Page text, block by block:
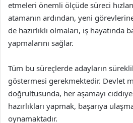
etmeleri önemli ölçüde süreci
atamanın ardından, yeni
de hazırlıklı olmaları, iş hayatında
yapmalarını sağlar.
Tüm bu süreçlerde adayların
göstermesi gerekmektedir. Devlet
doğrultusunda, her aşamayı
hazırlıkları yapmak, başarıya
oynamaktadır.